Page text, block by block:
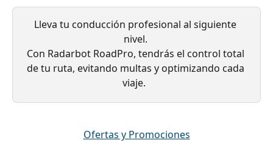
Lleva tu conducción profesional al siguiente
nivel.
Con Radarbot RoadPro, tendrás el control total
de tu ruta, evitando multas y optimizando cada
viaje.
Ofertas y Promociones